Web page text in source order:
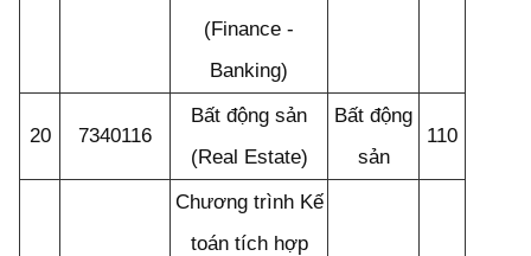
(Finance -
Banking)
20 7340116
Bất động sản
(Real Estate)
Bất động
sản
110
Chương trình Kế
toán tích hợp